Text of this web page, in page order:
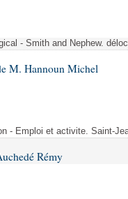
- Smith and Nephew.
M. Hannoun Michel
- Emploi et activite. Saint-
Rémy